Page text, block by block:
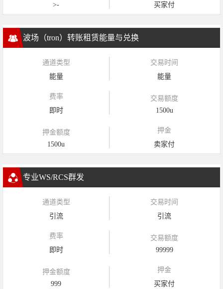
>-
买家付
波场（tron）转账租赁能量与兑换
通道类型
能量
交易时间
能量
费率
即时
交易额度
1500u
押金额度
1500u
押金
卖家付
专业WS/RCS群发
通道类型
引流
交易时间
引流
费率
即时
交易额度
99999
押金额度
999
押金
买家付